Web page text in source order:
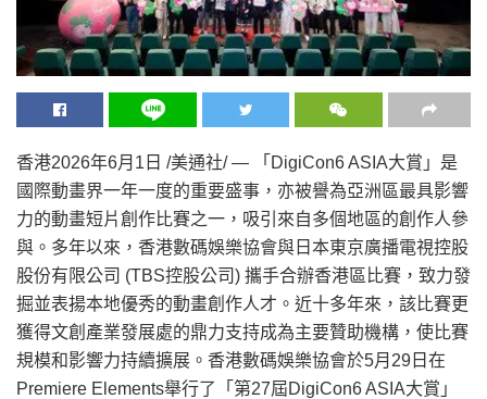
香港2026年6月1日 /美通社/ — 「DigiCon6 ASIA大賞」是
國際動畫界一年一度的重要盛事，亦被譽為亞洲區最具影響
力的動畫短片創作比賽之一，吸引來自多個地區的創作人參
與。多年以來，香港數碼娛樂協會與日本東京廣播電視控股
股份有限公司 (TBS控股公司) 攜手合辦香港區比賽，致力發
掘並表揚本地優秀的動畫創作人才。近十多年來，該比賽更
獲得文創產業發展處的鼎力支持成為主要贊助機構，使比賽
規模和影響力持續擴展。香港數碼娛樂協會於5月29日在
Premiere Elements舉行了「第27屆DigiCon6 ASIA大賞」